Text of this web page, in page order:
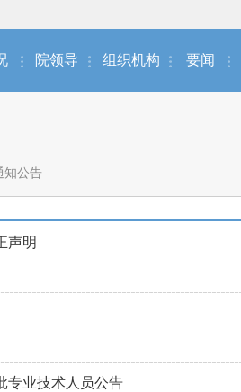
院领导 组织机构 要闻
知公告
声明
专业技术人员公告